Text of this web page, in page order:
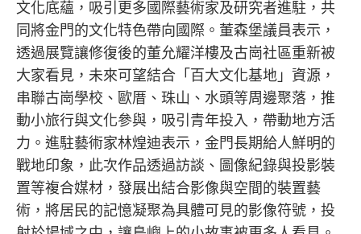
文化底蘊，吸引更多國際藝術家及研究者進駐，共
同將金門的文化特色帶向國際。董森堡議員表示，
透過展覽讓修復後的董允耀洋樓及古崗社區重新被
大家看見，未來可望結合「百大文化基地」資源，
串聯古崗學校、歐厝、珠山、水頭等周邊聚落，推
動小旅行與文化參與，吸引青年投入，帶動地方活
力。進駐藝術家林煌迪表示，金門長期給人鮮明的
戰地印象，此次作品透過訪談、圖像紀錄與投影裝
置等複合媒材，發展出結合影像與空間的裝置藝
術，將居民的記憶凝聚為具體可見的影像符號，投